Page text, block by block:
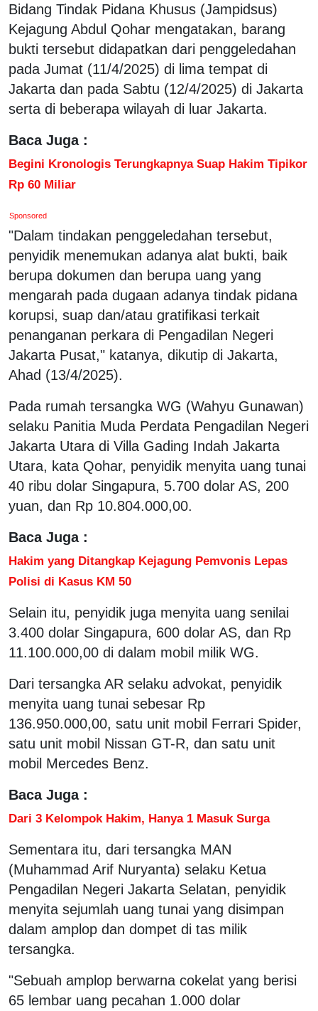
Bidang Tindak Pidana Khusus (Jampidsus)
Kejagung Abdul Qohar mengatakan, barang
bukti tersebut didapatkan dari penggeledahan
pada Jumat (11/4/2025) di lima tempat di
Jakarta dan pada Sabtu (12/4/2025) di Jakarta
serta di beberapa wilayah di luar Jakarta.
Baca Juga :
Begini Kronologis Terungkapnya Suap Hakim Tipikor
Rp 60 Miliar
Sponsored
"Dalam tindakan penggeledahan tersebut,
penyidik menemukan adanya alat bukti, baik
berupa dokumen dan berupa uang yang
mengarah pada dugaan adanya tindak pidana
korupsi, suap dan/atau gratifikasi terkait
penanganan perkara di Pengadilan Negeri
Jakarta Pusat," katanya, dikutip di Jakarta,
Ahad (13/4/2025).
Pada rumah tersangka WG (Wahyu Gunawan)
selaku Panitia Muda Perdata Pengadilan Negeri
Jakarta Utara di Villa Gading Indah Jakarta
Utara, kata Qohar, penyidik menyita uang tunai
40 ribu dolar Singapura, 5.700 dolar AS, 200
yuan, dan Rp 10.804.000,00.
Baca Juga :
Hakim yang Ditangkap Kejagung Pemvonis Lepas
Polisi di Kasus KM 50
Selain itu, penyidik juga menyita uang senilai
3.400 dolar Singapura, 600 dolar AS, dan Rp
11.100.000,00 di dalam mobil milik WG.
Dari tersangka AR selaku advokat, penyidik
menyita uang tunai sebesar Rp
136.950.000,00, satu unit mobil Ferrari Spider,
satu unit mobil Nissan GT-R, dan satu unit
mobil Mercedes Benz.
Baca Juga :
Dari 3 Kelompok Hakim, Hanya 1 Masuk Surga
Sementara itu, dari tersangka MAN
(Muhammad Arif Nuryanta) selaku Ketua
Pengadilan Negeri Jakarta Selatan, penyidik
menyita sejumlah uang tunai yang disimpan
dalam amplop dan dompet di tas milik
tersangka.
"Sebuah amplop berwarna cokelat yang berisi
65 lembar uang pecahan 1.000 dolar